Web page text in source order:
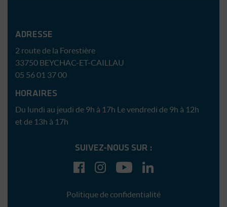
Immobilière Sud Atlantique
ADRESSE
2 route de la Forestière
33750 BEYCHAC-ET-CAILLAU
05 56 01 37 00
HORAIRES
Du lundi au jeudi de 9h à 17h Le vendredi de 9h à 12h
et de 13h à 17h
SUIVEZ-NOUS SUR :
FacebookInstagramYouTubeLinkedIn
Politique de confidentialité